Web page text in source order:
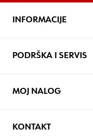
INFORMACIJE
PODRŠKA I SERVIS
MOJ NALOG
KONTAKT